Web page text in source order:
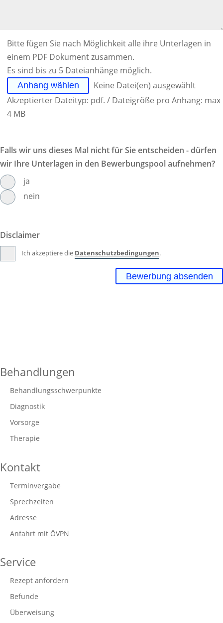
Bitte fügen Sie nach Möglichkeit alle ihre Unterlagen in
einem PDF Dokument zusammen.
Es sind bis zu 5 Dateianhänge möglich.
File Input
Anhang wählen
Keine Datei(en) ausgewählt
Akzeptierter Dateityp: pdf. / Dateigröße pro Anhang: max
4 MB
Falls wir uns dieses Mal nicht für Sie entscheiden - dürfen
wir Ihre Unterlagen in den Bewerbungspool aufnehmen?
ja
nein
Disclaimer
Ich akzeptiere die Datenschutzbedingungen
Bewerbung absenden
Behandlungen
Behandlungsschwerpunkte
Diagnostik
Vorsorge
Therapie
Kontakt
Terminvergabe
Sprechzeiten
Adresse
Anfahrt mit ÖVPN
Service
Rezept anfordern
Befunde
Überweisung